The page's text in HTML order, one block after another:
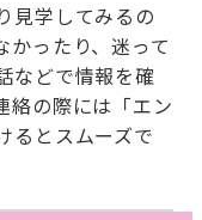
見学してみるの
かったり、迷って
などで情報を確
絡の際には「エン
るとスムーズで